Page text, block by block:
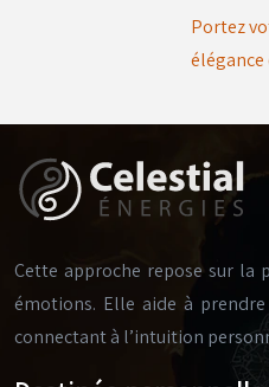
Portez
Cette approche repose sur la
émotions. Elle aide à
connectant à l’intuition